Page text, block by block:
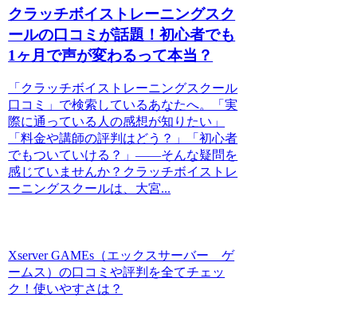
クラッチボイストレーニングスク
ールの口コミが話題！初心者でも
1ヶ月で声が変わるって本当？
「クラッチボイストレーニングスクール
口コミ」で検索しているあなたへ。「実
際に通っている人の感想が知りたい」
「料金や講師の評判はどう？」「初心者
でもついていける？」――そんな疑問を
感じていませんか？クラッチボイストレ
ーニングスクールは、大宮...
Xserver GAMEs（エックスサーバー ゲ
ームス）の口コミや評判を全てチェッ
ク！使いやすさは？